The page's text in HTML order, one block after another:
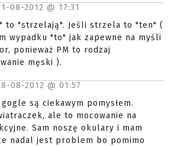
08-2012 @ 17:31
to "strzelają". Jeśli strzela to "ten" (
wypadku "to" jak zapewne na myśli
ponieważ PM to rodzaj
męski ).
08-2012 @ 01:57
są ciekawym pomysłem.
ale to mocowanie na
Sam noszę okulary i mam
nadal jest problem bo pomimo